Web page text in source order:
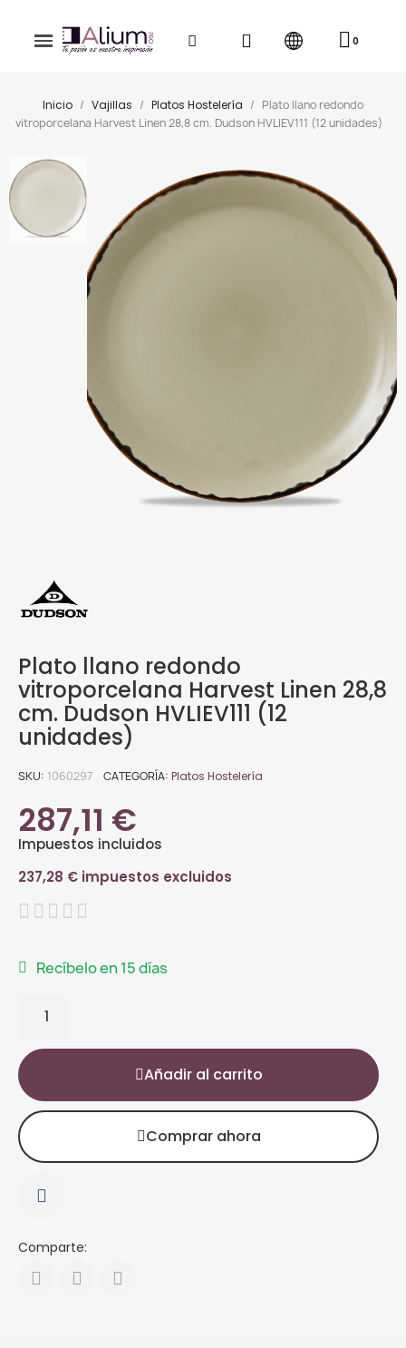
Inicio Vajillas Platos Hostelería
Plato llano redondo
vitroporcelana Harvest Linen 28,8 cm. Dudson HVLIEV111 (12 unidades)
Plato llano redondo
vitroporcelana Harvest Linen 28,8
cm. Dudson HVLIEV111 (12
unidades)
SKU 1060297 CATEGORÍA Platos Hostelería
287,11 €
Impuestos incluidos
237,28 € impuestos excluidos
    
Recíbelo en 15 días
Añadir al carrito
Comprar ahora
Comparte: